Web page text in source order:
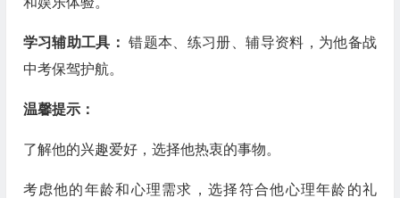
学习辅助工具：错题本、练习册、辅导资料，为他备战
中考保驾护航。
温馨提示：
了解他的兴趣爱好，选择他热衷的事物。
考虑他的年龄和心理需求，选择符合他心理年龄的礼